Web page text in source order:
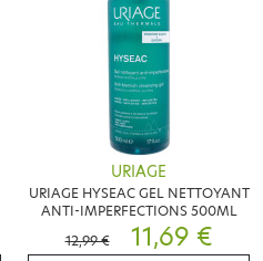
URIAGE
URIAGE HYSEAC GEL NETTOYANT
ANTI-IMPERFECTIONS 500ML
12,99 €
11,69 €